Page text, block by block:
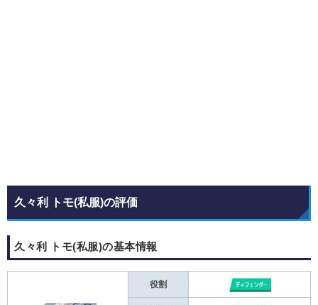
久々利 トモ(私服)の評価
久々利 トモ(私服)の基本情報
役割